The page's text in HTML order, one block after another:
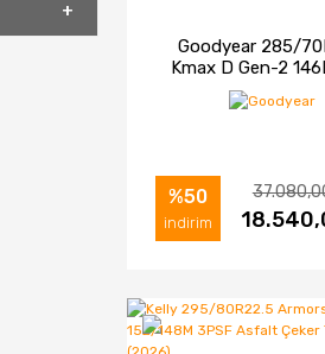
Goodyear 285/
Kmax D Gen-2
3PSF Asfalt
Lastiği (2026)
%50
indirim
İNCELE